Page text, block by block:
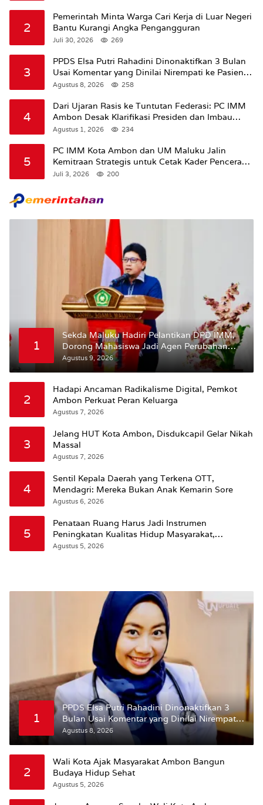
2
Pemerintah Minta Warga Cari Kerja di Luar Negeri
Bantu Kurangi Angka Pengangguran
Juli 30, 2026 269
3
PPDS Elsa Putri Rahadini Dinonaktifkan 3 Bulan
Usai Komentar yang Dinilai Nirempati ke Pasien
BPJS
Agustus 8, 2026 258
4
Dari Ujaran Rasis ke Tuntutan Federasi: PC IMM
Ambon Desak Klarifikasi Presiden dan Imbau
Tunda Pengibaran Bendera Merah Putih Di
Agustus 1, 2026 234
5
PC IMM Kota Ambon dan UM Maluku Jalin
Kemitraan Strategis untuk Cetak Kader Pencerah
Bangsa “Membangun Peradaban dari Kampus”
Juli 3, 2026 200
1
Sekda Maluku Hadiri Pelantikan DPD IMM,
Dorong Mahasiswa Jadi Agen Perubahan
dan Mitra Strategis Pemerintah
Agustus 9, 2026
2
Hadapi Ancaman Radikalisme Digital, Pemkot
Ambon Perkuat Peran Keluarga
Agustus 7, 2026
3
Jelang HUT Kota Ambon, Disdukcapil Gelar Nikah
Massal
Agustus 7, 2026
4
Sentil Kepala Daerah yang Terkena OTT,
Mendagri: Mereka Bukan Anak Kemarin Sore
Agustus 6, 2026
5
Penataan Ruang Harus Jadi Instrumen
Peningkatan Kualitas Hidup Masyarakat,
Wattimena: Revisi RT-RW Ditetapkan Pemkot
Agustus 5, 2026
1
PPDS Elsa Putri Rahadini Dinonaktifkan 3
Bulan Usai Komentar yang Dinilai Nirempati
ke Pasien BPJS
Agustus 8, 2026
2
Wali Kota Ajak Masyarakat Ambon Bangun
Budaya Hidup Sehat
Agustus 5, 2026